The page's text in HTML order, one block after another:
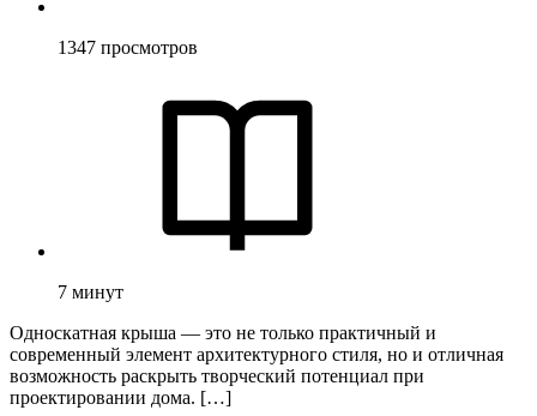
1347 просмотров
7 минут
Односкатная крыша — это не только практичный и
современный элемент архитектурного стиля, но и отличная
возможность раскрыть творческий потенциал при
проектировании дома. […]